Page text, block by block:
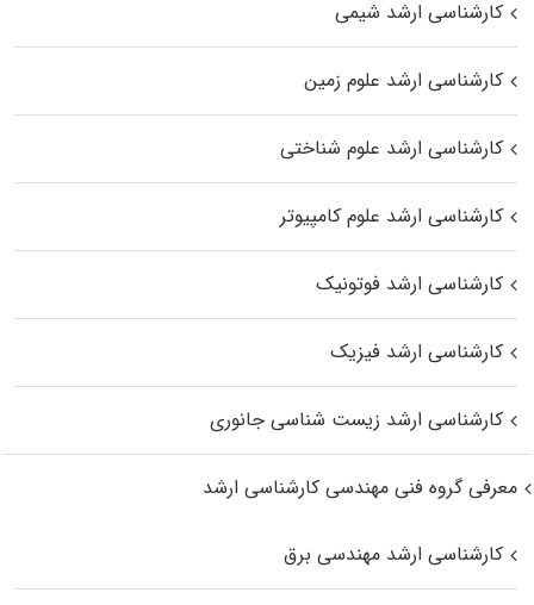
کارشناسی ارشد شیمی
کارشناسی ارشد علوم زمین
کارشناسی ارشد علوم شناختی
کارشناسی ارشد علوم کامپیوتر
کارشناسی ارشد فوتونیک
کارشناسی ارشد فیزیک
کارشناسی ارشد زیست‌ شناسی جانوری
معرفی گروه فنی مهندسی کارشناسی ارشد
کارشناسی ارشد مهندسی برق